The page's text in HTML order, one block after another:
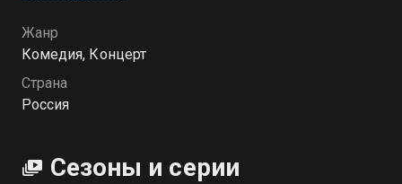
Жанр
Комедия, Концерт
Страна
Россия
Сезоны и серии